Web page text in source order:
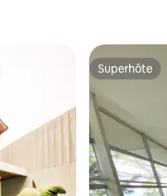
Superhôte
Superhôte